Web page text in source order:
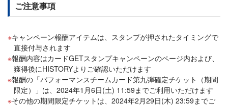
ご注意事項
キャンペーン報酬アイテムは、スタンプが押されたタイミングで
直接付与されます
報酬内容はカードGETスタンプキャンペーンのページ内および、
獲得後にHISTORYよりご確認いただけます
報酬の「パフォーマンスチームカード第九弾確定チケット（期間
限定）」は、2024年1月6日(土) 11:59までご利用いただけます
その他の期間限定チケットは、2024年2月29日(木) 23:59までご